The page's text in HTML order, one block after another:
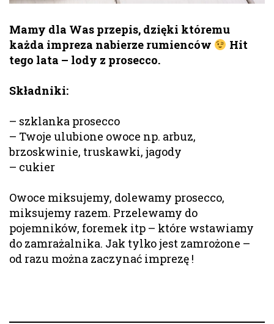
Mamy dla Was przepis, dzięki któremu
każda impreza nabierze rumienców
Hit
tego lata – lody z prosecco.
Składniki:
– szklanka prosecco
– Twoje ulubione owoce np. arbuz,
brzoskwinie, truskawki, jagody
– cukier
Owoce miksujemy, dolewamy prosecco,
miksujemy razem. Przelewamy do
pojemników, foremek itp – które wstawiamy
do zamrażalnika. Jak tylko jest zamrożone –
od razu można zaczynać imprezę !